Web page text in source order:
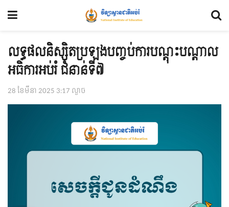
លទ្ធផលនិស្សិតប្រឡងបញ្ចប់ការបណ្ដុះបណ្ដាល
អធិការអប់រំ ជំនាន់ទី៧
28 ខែ​មីនា 2025 3:17 ល្ងាច